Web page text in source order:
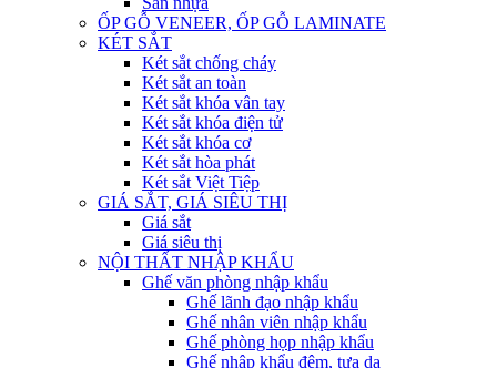
ỐP GỖ VENEER, ỐP GỖ LAMINATE
KÉT SẮT
Két sắt chống cháy
Két sắt an toàn
Két sắt khóa vân tay
Két sắt khóa điện tử
Két sắt khóa cơ
Két sắt hòa phát
Két sắt Việt Tiệp
GIÁ SẮT, GIÁ SIÊU THỊ
Giá sắt
Giá siêu thị
NỘI THẤT NHẬP KHẨU
Ghế văn phòng nhập khẩu
Ghế lãnh đạo nhập khẩu
Ghế nhân viên nhập khẩu
Ghế phòng họp nhập khẩu
Ghế nhập khẩu đệm, tựa da